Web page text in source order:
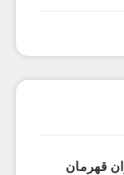
قهرمان